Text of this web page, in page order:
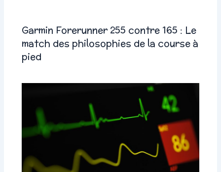
Garmin Forerunner 255 contre 165 : Le
match des philosophies de la course à
pied